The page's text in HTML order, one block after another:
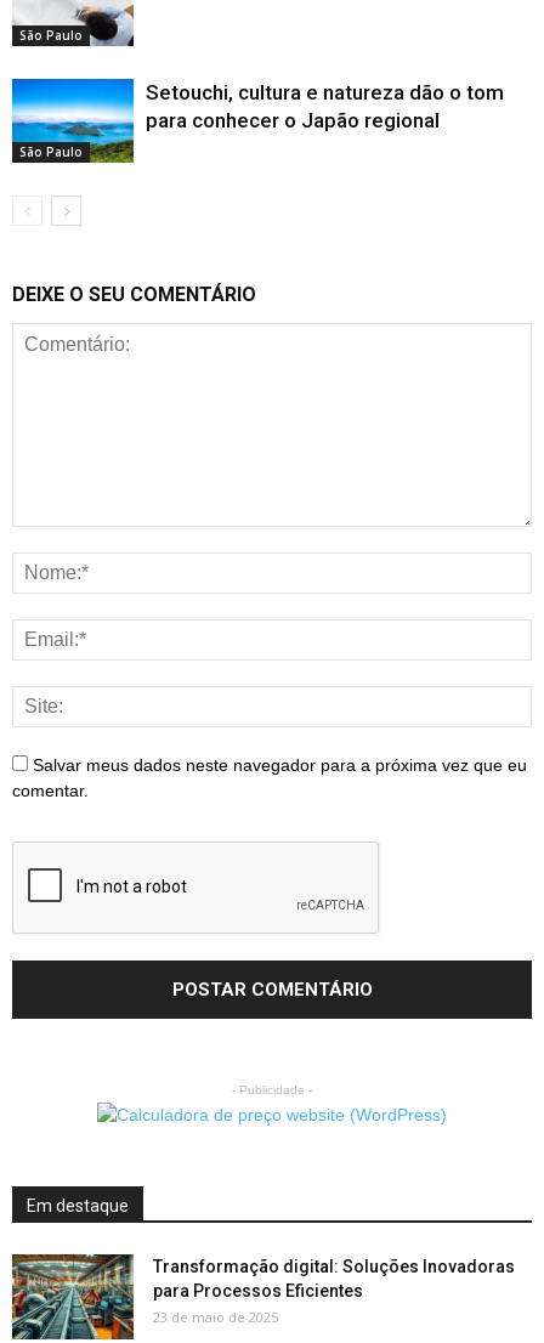
São Paulo
São Paulo
Setouchi, cultura e natureza dão o tom
para conhecer o Japão regional
DEIXE O SEU COMENTÁRIO
Salvar meus dados neste navegador para a próxima vez que eu
comentar.
- Publicidade -
Em destaque
Transformação digital: Soluções Inovadoras
para Processos Eficientes
23 de maio de 2025